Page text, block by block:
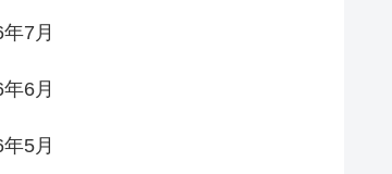
7月
6月
5月